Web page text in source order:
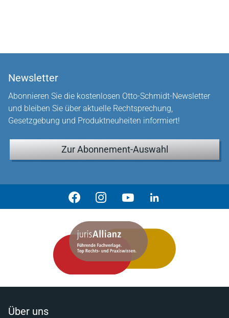
Newsletter
Abonnieren Sie die kostenlosen Otto-Schmidt-Newsletter
und bleiben Sie über aktuelle Rechtsprechung,
Gesetzgebung und Produktneuheiten informiert!
Zur Abonnement-Auswahl
Über uns